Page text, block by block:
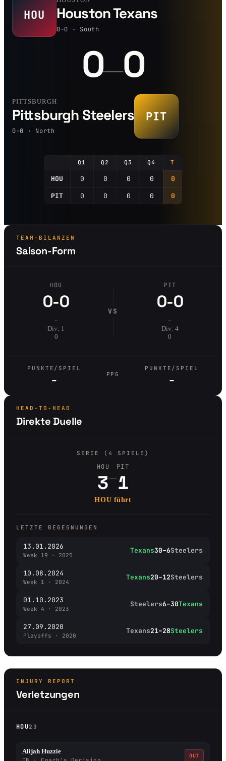
HOU Houston Texans
0-0 · South
0—0
PITTSBURGH
Pittsburgh Steelers
0-0 · North
PIT
Q1 Q2 Q3 Q4 T
HOU 0 0 0 0
0
PIT
0 0 0 0 0
TEAM-BILANZEN
Saison-Form
HOU
0-0
–
Div: 1
0
VS
PIT
0-0
–
Div: 4
0
PUNKTE/SPIEL
–
PPG
PUNKTE/SPIEL
–
HEAD-TO-HEAD
Direkte Duelle
SERIE (4 SPIELE)
HOU
3–
PIT
1
HOU führt
LETZTE BEGEGNUNGEN
13.01.2026
Week 19 · 2025
Texans30–6Steelers
10.08.2024
Week 1 · 2024
Texans20–12Steelers
01.10.2023
Week 4 · 2023
Steelers6–30Texans
27.09.2020
Playoffs · 2020
Texans21–28Steelers
INJURY REPORT
Verletzungen
HOU23
Alijah Huzzie
OUT